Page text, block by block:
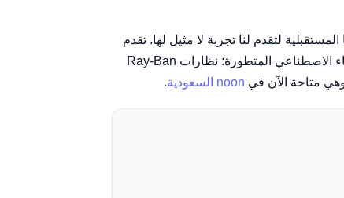
لتقدم لنا تجربة لا مثيل لها. تقدم
Ray-Ban، الاسم المرادف للجودة والأناقة في عالم النظارات الشمسية، ابتكارًا جديدًا يجمع بين إرثها العريق وقدرات الذكاء الاصطناعي المتطورة: نظارات Ray-Ban
noon السعودية .